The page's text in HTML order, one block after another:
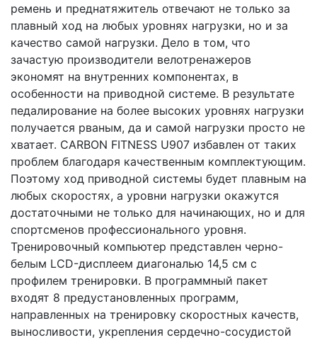
ремень и преднатяжитель отвечают не только за
плавный ход на любых уровнях нагрузки, но и за
качество самой нагрузки. Дело в том, что
зачастую производители велотренажеров
экономят на внутренних компонентах, в
особенности на приводной системе. В результате
педалирование на более высоких уровнях нагрузки
получается рваным, да и самой нагрузки просто не
хватает. CARBON FITNESS U907 избавлен от таких
проблем благодаря качественным комплектующим.
Поэтому ход приводной системы будет плавным на
любых скоростях, а уровни нагрузки окажутся
достаточными не только для начинающих, но и для
спортсменов профессионального уровня.
Тренировочный компьютер представлен черно-
белым LCD-дисплеем диагональю 14,5 см с
профилем тренировки. В программный пакет
входят 8 предустановленных программ,
направленных на тренировку скоростных качеств,
выносливости, укрепления сердечно-сосудистой